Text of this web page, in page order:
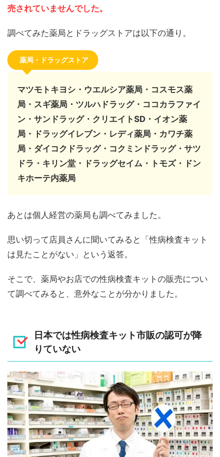
売されていませんでした。
調べてみた薬局とドラッグストアは以下の通り。
薬局・ドラッグストア
マツモトキヨシ・ウエルシア薬局・コスモス薬
局・スギ薬局・ツルハドラッグ・ココカラファイ
ン・サンドラッグ・クリエイトSD・イオン薬
局・ドラッグイレブン・レディ薬局・カワチ薬
局・ダイコクドラッグ・コクミンドラッグ・サツ
ドラ・キリン堂・ドラッグセイム・トモズ・ドン
キホーテ内薬局
あとは個人経営の薬局も調べてみました。
思い切って店員さんに聞いてみると「性病検査キット
は見たことがない」という返答。
そこで、薬局やお店での性病検査キットの販売につい
て調べてみると、意外なことが分かりました。
日本では性病検査キット市販の認可が降
りていない